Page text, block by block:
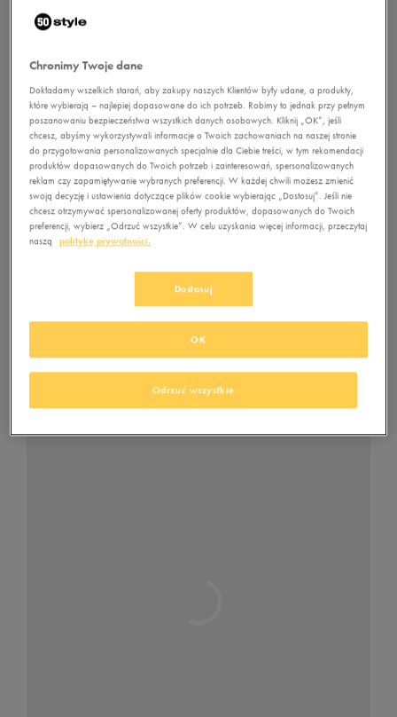
Odzież termiczna – Twój sprzymierzeniec
Wydawać by się mogło, że mówiąc o odzieży sportowej,
zaczniemy odkurtkilubspodni. Jednak kompletując zestaw na
stok, warto zacząć ododzieży termoaktywnej. Jej zadaniem
jest odprowadzanie wilgoci na zewnątrz oraz utrzymanie
odpowiedniej temperatury ciała, aby nie uległo przegrzaniu
lub wychłodzeniu. To dlatego wybór dobrej jakościkoszulki
termicznejlub legginsów termicznychjest tak niezwykle
ważny. Warto zwrócić uwagę, aby posiadały płaskie szwy.
zaczerwienienia. Dodatkowo polecamy wybierać te modele,
które posiadają podwyższony stan – to zadba o extra
swobodę ruchów. Wybór designu i kolorystyki należy do
Ciebie. Ważne, żeby Ci się podobały i były praktyczne. Jeśli
ubierasz je stok, na wierzch i tak założysz spodnie narciarskie
Chronimy Twoje dane
Dokładamy wszelkich starań, aby zakupy naszych Klientów były udane, a produkty,
które wybierają – najlepiej dopasowane do ich potrzeb. Robimy to jednak przy pełnym
poszanowaniu bezpieczeństwa wszystkich danych osobowych. Kliknij „OK”, jeśli
chcesz, abyśmy wykorzystywali informacje o Twoich zachowaniach na naszej stronie
do przygotowania personalizowanych specjalnie dla Ciebie treści, w tym rekomendacji
produktów dopasowanych do Twoich potrzeb i zainteresowań, spersonalizowanych
reklam czy zapamiętywanie wybranych preferencji. W każdej chwili możesz zmienić
swoją decyzję i ustawienia dotyczące plików cookie wybierając „Dostosuj”. Jeśli nie
chcesz otrzymywać spersonalizowanej oferty produktów, dopasowanych do Twoich
preferencji, wybierz „Odrzuć wszystkie”. W celu uzyskania więcej informacji, przeczytaj
naszą
politykę prywatności.
Dostosuj
Odrzuć wszystkie
OK